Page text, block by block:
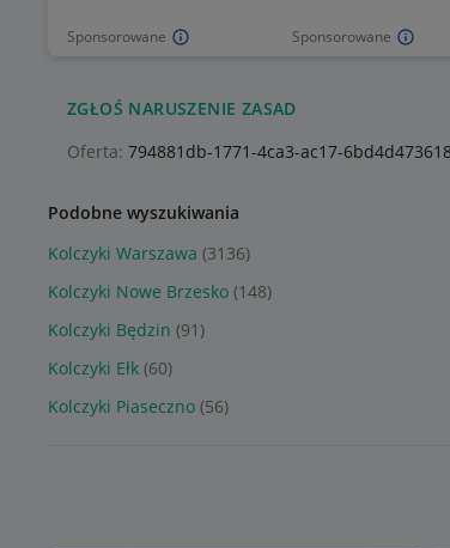
Sponsorowane Sponsorowane
ZGŁOŚ NARUSZENIE ZASAD
Oferta: 794881db-1771-4ca3-ac17-
Podobne wyszukiwania
Kolczyki Warszawa (3136)
Kolczyki Nowe Brzesko (148)
Kolczyki Będzin (91)
Kolczyki Ełk (60)
Kolczyki Piaseczno (56)